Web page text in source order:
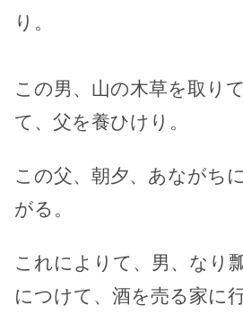
り。
この男、山の木草を取り
て、父を養ひけり。
この父、朝夕、あながち
がる。
これによりて、男、なり
につけて、酒を売る家に